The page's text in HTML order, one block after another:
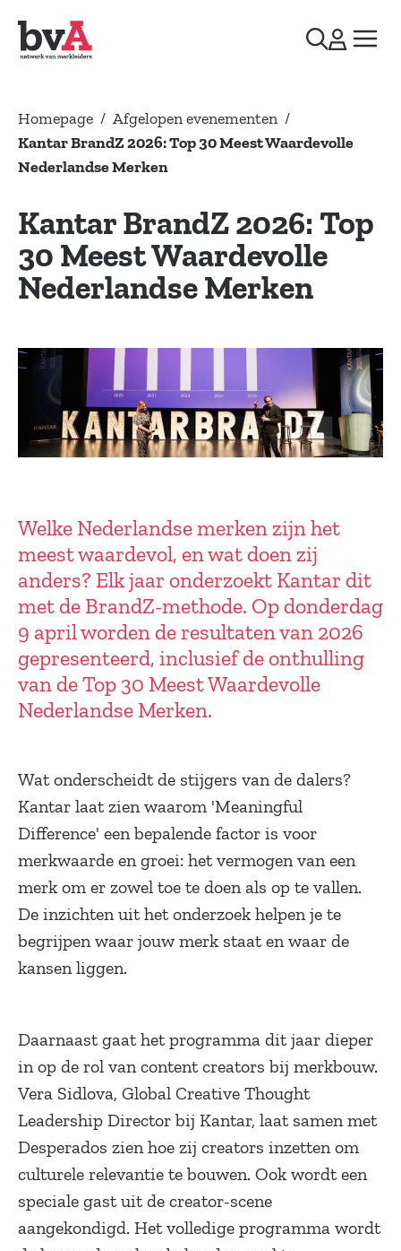
Homepage / Afgelopen evenementen /
Kantar BrandZ 2026: Top 30 Meest Waardevolle
Nederlandse Merken
Kantar BrandZ 2026: Top
30 Meest Waardevolle
Nederlandse Merken
Welke Nederlandse merken zijn het
meest waardevol, en wat doen zij
anders? Elk jaar onderzoekt Kantar dit
met de BrandZ-methode. Op donderdag
9 april worden de resultaten van 2026
gepresenteerd, inclusief de onthulling
van de Top 30 Meest Waardevolle
Nederlandse Merken.
Wat onderscheidt de stijgers van de dalers?
Kantar laat zien waarom 'Meaningful
Difference' een bepalende factor is voor
merkwaarde en groei: het vermogen van een
merk om er zowel toe te doen als op te vallen.
De inzichten uit het onderzoek helpen je te
begrijpen waar jouw merk staat en waar de
kansen liggen.
Daarnaast gaat het programma dit jaar dieper
in op de rol van content creators bij merkbouw.
Vera Sidlova, Global Creative Thought
Leadership Director bij Kantar, laat samen met
Desperados zien hoe zij creators inzetten om
culturele relevantie te bouwen. Ook wordt een
speciale gast uit de creator-scene
aangekondigd. Het volledige programma wordt